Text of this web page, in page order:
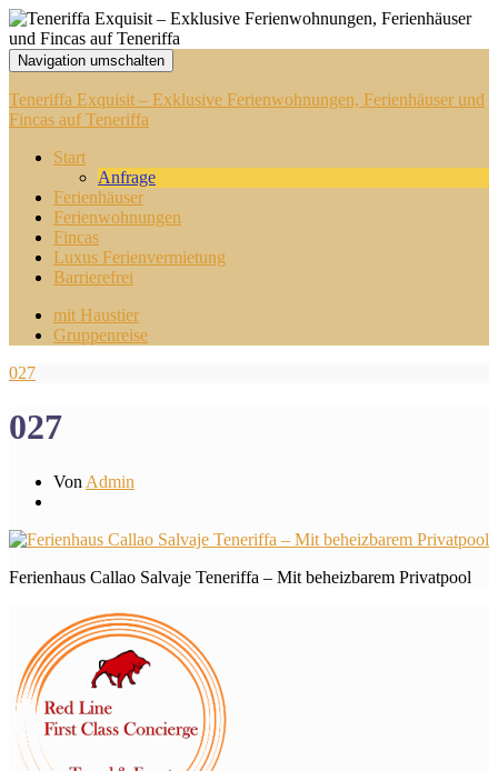
Navigation umschalten
Teneriffa Exquisit – Exklusive Ferienwohnungen, Ferienhäuser und
Fincas auf Teneriffa
Start
Anfrage
Ferienhäuser
Ferienwohnungen
Fincas
Luxus Ferienvermietung
Barrierefrei
mit Haustier
Gruppenreise
027
027
Von Admin
Ferienhaus Callao Salvaje Teneriffa – Mit beheizbarem Privatpool